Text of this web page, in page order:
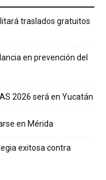
traslados gratuitos
en prevención del
2026 será en Yucatán
en Mérida
exitosa contra